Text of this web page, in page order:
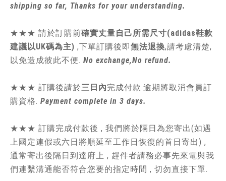
shipping so far, Thanks for your understanding.
★★★ 請於訂購前確實丈量自己所需尺寸(adidas鞋款
建議以UK碼為主) ,下單訂購後即無法退換,請考慮清楚,
以免造成彼此不便. No exchange,No refund.
★★★ 訂購後請於三日內完成付款.逾期將取消會員訂
購資格. Payment complete in 3 days.
★★★ 訂購完成付款後 , 我們將於隔日為您寄出(如遇
上國定連假或六日將順延至工作日恢復的首日寄出) ,
通常寄出後隔日到達府上 , 趕件者請務必事先來電與我
們連繫溝通能否符合您要的指定時間 , 切勿直接下單.